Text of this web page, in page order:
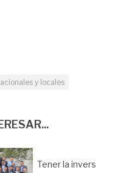
y locales
Tener la inversión